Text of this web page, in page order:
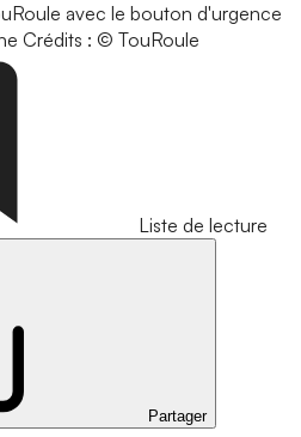
avec le bouton d'urgence
Crédits : © TouRoule
Liste de lecture
Partager